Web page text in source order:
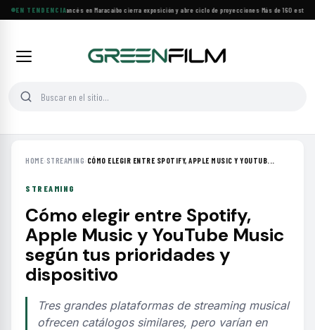
EN TENDENCIA
Festival de Cine Francés en Maracaibo cierra exposición y abre ciclo de proyecciones·Más de 160
HOME› STREAMING› CÓMO ELEGIR ENTRE SPOTIFY, APPLE MUSIC Y YOUTUB...
STREAMING
Cómo elegir entre Spotify,
Apple Music y YouTube Music
según tus prioridades y
dispositivo
Tres grandes plataformas de streaming musical
ofrecen catálogos similares, pero varían en